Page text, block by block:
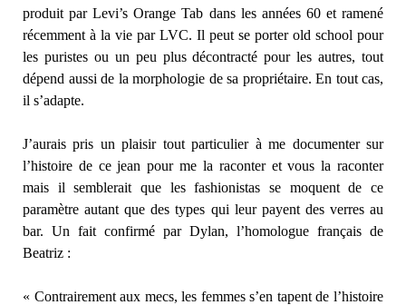
produit par Levi’s Orange Tab dans les années 60 et ramené
récemment à la vie par LVC. Il peut se porter old school pour
les puristes ou un peu plus décontracté pour les autres, tout
dépend aussi de la morphologie de sa propriétaire. En tout cas,
il s’adapte.
J’aurais pris un plaisir tout particulier à me documenter sur
l’histoire de ce jean pour me la raconter et vous la raconter
mais il semblerait que les fashionistas se moquent de ce
paramètre autant que des types qui leur payent des verres au
bar. Un fait confirmé par Dylan, l’homologue français de
Beatriz :
« Contrairement aux mecs, les femmes s’en tapent de l’histoire